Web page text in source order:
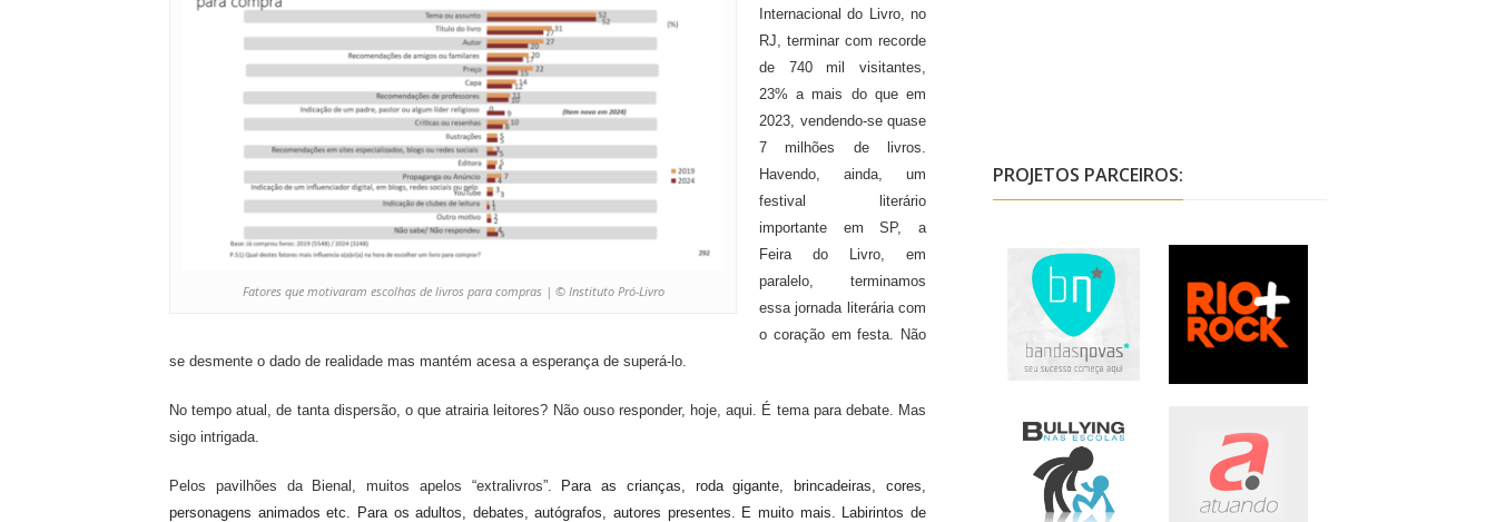
Fatores que motivaram escolhas de livros para compras | © Instituto Pró-Livro
Internacional do Livro, no
RJ, terminar com recorde
de 740 mil visitantes,
23% a mais do que em
2023, vendendo-se quase
7 milhões de livros.
Havendo, ainda, um
festival literário
importante em SP, a
Feira do Livro, em
paralelo, terminamos
essa jornada literária com
o coração em festa. Não
se desmente o dado de realidade mas mantém acesa a esperança de superá-lo.
No tempo atual, de tanta dispersão, o que atrairia leitores? Não ouso responder, hoje, aqui. É tema para debate. Mas
sigo intrigada.
Pelos pavilhões da Bienal, muitos apelos “extralivros”. Para as crianças, roda gigante, brincadeiras, cores
personagens animados etc. Para os adultos, debates, autógrafos, autores presentes. E muito mais. Labirintos de
PROJETOS PARCEIROS: